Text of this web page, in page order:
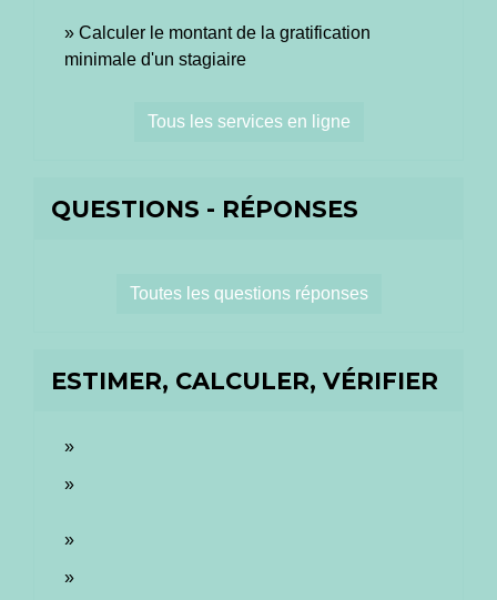
Calculer le montant de la gratification
minimale d'un stagiaire
Tous les services en ligne
QUESTIONS - RÉPONSES
Toutes les questions réponses
ESTIMER, CALCULER, VÉRIFIER